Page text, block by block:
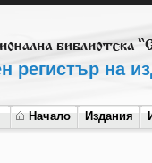
регистър на
Начало Издания